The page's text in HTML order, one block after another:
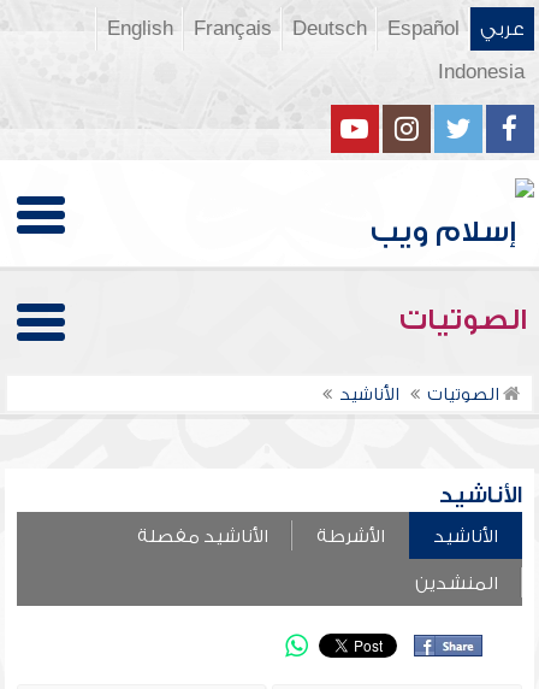
عربي Español
Deutsch
Français
English
Indonesia
الصوتيات
الصوتيات الأناشيد
الأناشيد
الأناشيد الأشرطة الأناشيد مفصلة
المنشدين